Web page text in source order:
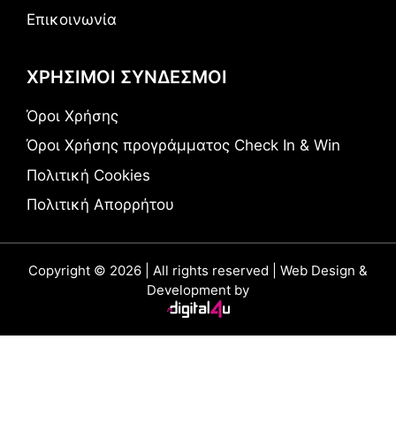
Επικοινωνία
ΧΡΗΣΙΜΟΙ ΣΥΝΔΕΣΜΟΙ
Όροι Χρήσης
Όροι Χρήσης προγράμματος Check In & Win
Πολιτική Cookies
Πολιτική Απορρήτου
Copyright © 2026 | All rights reserved | Web Design &
Development by